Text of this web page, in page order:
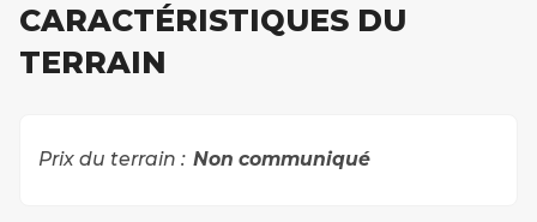
CARACTÉRISTIQUES DU
TERRAIN
Prix du terrain : Non communiqué